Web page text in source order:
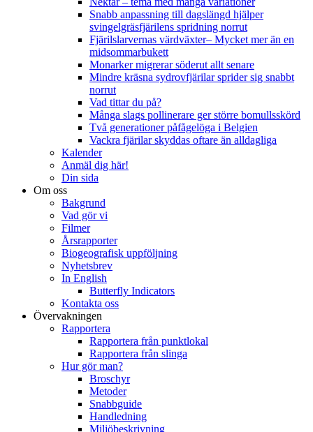
Snabb anpassning till dagslängd hjälper
svingelgräsfjärilens spridning norrut
Fjärilslarvernas värdväxter– Mycket mer än en
midsommarbukett
Monarker migrerar söderut allt senare
Mindre kräsna sydrovfjärilar sprider sig snabbt
norrut
Vad tittar du på?
Många slags pollinerare ger större bomullsskörd
Två generationer påfågelöga i Belgien
Vackra fjärilar skyddas oftare än alldagliga
Kalender
Anmäl dig här!
Din sida
Om oss
Bakgrund
Vad gör vi
Filmer
Årsrapporter
Biogeografisk uppföljning
Nyhetsbrev
In English
Butterfly Indicators
Kontakta oss
Övervakningen
Rapportera
Rapportera från punktlokal
Rapportera från slinga
Hur gör man?
Broschyr
Metoder
Snabbguide
Handledning
Miljöbeskrivning